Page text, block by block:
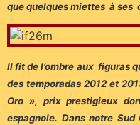
que quelques miettes à ses
Il fit de l’ombre aux figuras
des temporadas 2012 et
Oro », prix prestigieux
espagnole. Dans notre